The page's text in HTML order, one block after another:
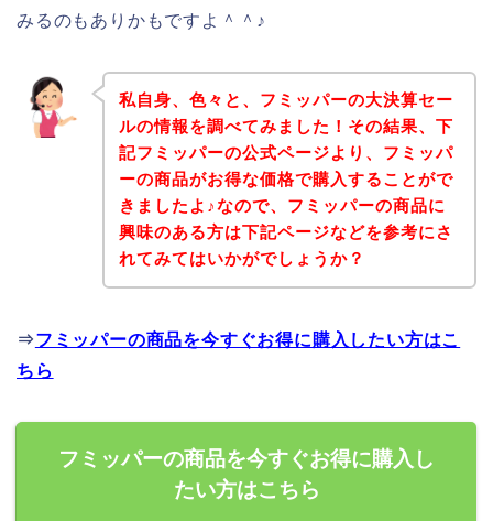
みるのもありかもですよ＾＾♪
私自身、色々と、フミッパーの大決算セー
ルの情報を調べてみました！その結果、下
記フミッパーの公式ページより、フミッパ
ーの商品がお得な価格で購入することがで
きましたよ♪なので、フミッパーの商品に
興味のある方は下記ページなどを参考にさ
れてみてはいかがでしょうか？
⇒フミッパーの商品を今すぐお得に購入したい方はこ
ちら
フミッパーの商品を今すぐお得に購入し
たい方はこちら